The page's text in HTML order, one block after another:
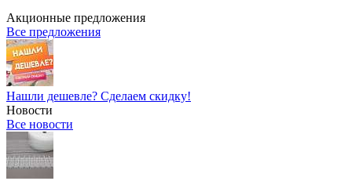
Акционные предложения
Все предложения
Нашли дешевле? Сделаем скидку!
Новости
Все новости